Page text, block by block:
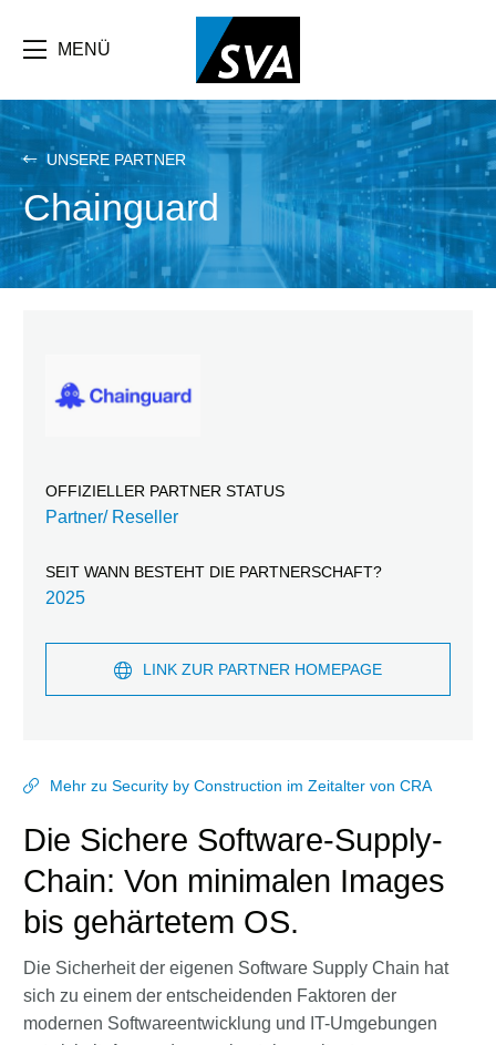
Inhalt
MENÜ
UNSERE PARTNER
Chainguard
Die Sichere Software-Supply-
Chain: Von minimalen Images
bis gehärtetem OS.
Die Sicherheit der eigenen Software Supply Chain hat
sich zu einem der entscheidenden Faktoren der
modernen Softwareentwicklung und IT-Umgebungen
OFFIZIELLER PARTNER STATUS
Partner/ Reseller
SEIT WANN BESTEHT DIE PARTNERSCHAFT?
2025
LINK ZUR PARTNER HOMEPAGE
Mehr zu Security by Construction im Zeitalter von CRA